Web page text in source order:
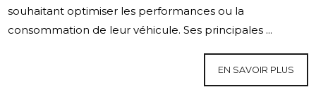
souhaitant optimiser les performances ou la
consommation de leur véhicule. Ses principales ...
EN SAVOIR PLUS